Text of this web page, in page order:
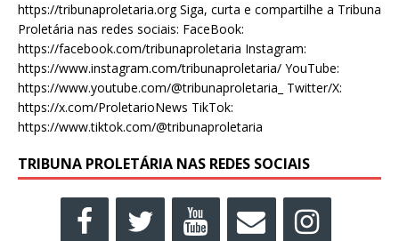
https://tribunaproletaria.org Siga, curta e compartilhe a Tribuna
Proletária nas redes sociais: FaceBook:
https://facebook.com/tribunaproletaria Instagram:
https://www.instagram.com/tribunaproletaria/ YouTube:
https://www.youtube.com/@tribunaproletaria_ Twitter/X:
https://x.com/ProletarioNews TikTok:
https://www.tiktok.com/@tribunaproletaria
TRIBUNA PROLETÁRIA NAS REDES SOCIAIS